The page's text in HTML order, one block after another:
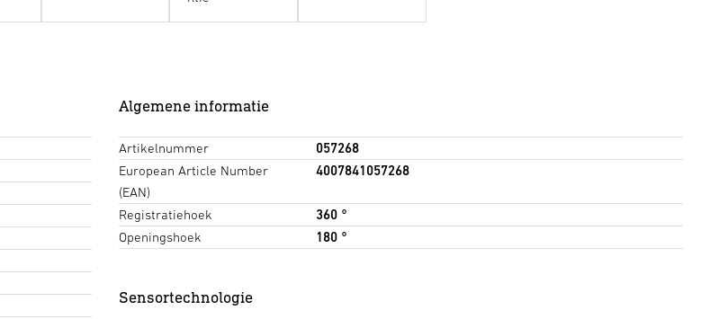
Algemene informatie
Artikelnummer
057268
European Article Number
(EAN)
4007841057268
Registratiehoek
360 °
Openingshoek
180 °
Sensortechnologie